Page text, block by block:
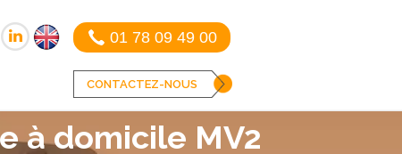
01 78 09 49 00
CONTACTEZ-NOUS
à domicile MV2